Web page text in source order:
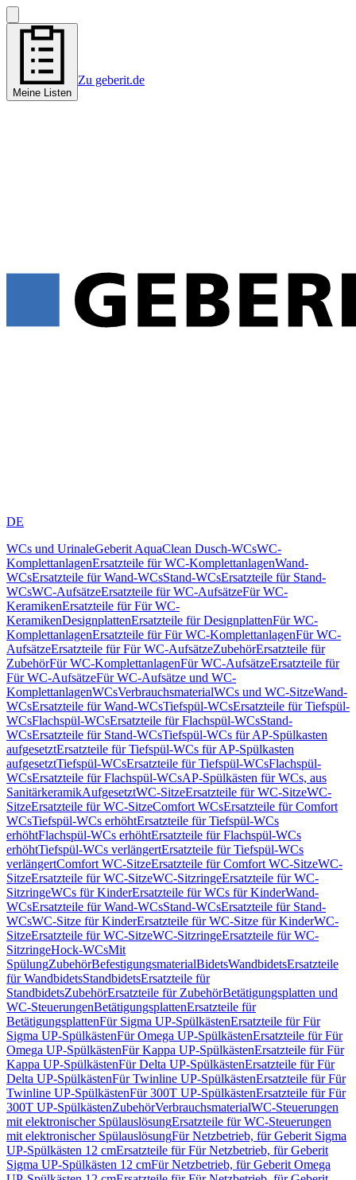
Meine Listen
Zu geberit.de
DE
WCs und UrinaleGeberit AquaClean Dusch-WCsWC-
KomplettanlagenErsatzteile für WC-KomplettanlagenWand-
WCsErsatzteile für Wand-WCsStand-WCsErsatzteile für Stand-
WCsWC-AufsätzeErsatzteile für WC-AufsätzeFür WC-
KeramikenErsatzteile für Für WC-
KeramikenDesignplattenErsatzteile für DesignplattenFür WC-
KomplettanlagenErsatzteile für Für WC-KomplettanlagenFür WC-
AufsätzeErsatzteile für Für WC-AufsätzeZubehörErsatzteile für
ZubehörFür WC-KomplettanlagenFür WC-AufsätzeErsatzteile für
Für WC-AufsätzeFür WC-Aufsätze und WC-
KomplettanlagenWCsVerbrauchsmaterialWCs und WC-SitzeWand-
WCsErsatzteile für Wand-WCsTiefspül-WCsErsatzteile für Tiefspül-
WCsFlachspül-WCsErsatzteile für Flachspül-WCsStand-
WCsErsatzteile für Stand-WCsTiefspül-WCs für AP-Spülkasten
aufgesetztErsatzteile für Tiefspül-WCs für AP-Spülkasten
aufgesetztTiefspül-WCsErsatzteile für Tiefspül-WCsFlachspül-
WCsErsatzteile für Flachspül-WCsAP-Spülkästen für WCs, aus
SanitärkeramikAufgesetztWC-SitzeErsatzteile für WC-SitzeWC-
SitzeErsatzteile für WC-SitzeComfort WCsErsatzteile für Comfort
WCsTiefspül-WCs erhöhtErsatzteile für Tiefspül-WCs
erhöhtFlachspül-WCs erhöhtErsatzteile für Flachspül-WCs
erhöhtTiefspül-WCs verlängertErsatzteile für Tiefspül-WCs
verlängertComfort WC-SitzeErsatzteile für Comfort WC-SitzeWC-
SitzeErsatzteile für WC-SitzeWC-SitzringeErsatzteile für WC-
SitzringeWCs für KinderErsatzteile für WCs für KinderWand-
WCsErsatzteile für Wand-WCsStand-WCsErsatzteile für Stand-
WCsWC-Sitze für KinderErsatzteile für WC-Sitze für KinderWC-
SitzeErsatzteile für WC-SitzeWC-SitzringeErsatzteile für WC-
SitzringeHock-WCsMit
SpülungZubehörBefestigungsmaterialBidetsWandbidetsErsatzteile
für WandbidetsStandbidetsErsatzteile für
StandbidetsZubehörErsatzteile für ZubehörBetätigungsplatten und
WC-SteuerungenBetätigungsplattenErsatzteile für
BetätigungsplattenFür Sigma UP-SpülkästenErsatzteile für Für
Sigma UP-SpülkästenFür Omega UP-SpülkästenErsatzteile für Für
Omega UP-SpülkästenFür Kappa UP-SpülkästenErsatzteile für Für
Kappa UP-SpülkästenFür Delta UP-SpülkästenErsatzteile für Für
Delta UP-SpülkästenFür Twinline UP-SpülkästenErsatzteile für Für
Twinline UP-SpülkästenFür 300T UP-SpülkästenErsatzteile für Für
300T UP-SpülkästenZubehörVerbrauchsmaterialWC-Steuerungen
mit elektronischer SpülauslösungErsatzteile für WC-Steuerungen
mit elektronischer SpülauslösungFür Netzbetrieb, für Geberit Sigma
UP-Spülkästen 12 cmErsatzteile für Für Netzbetrieb, für Geberit
Sigma UP-Spülkästen 12 cmFür Netzbetrieb, für Geberit Omega